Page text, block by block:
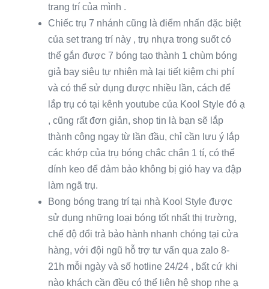
trang trí của mình .
Chiếc trụ 7 nhánh cũng là điểm nhấn đặc biệt
của set trang trí này , trụ nhựa trong suốt có
thể gắn được 7 bóng tạo thành 1 chùm bóng
giả bay siêu tự nhiên mà lại tiết kiệm chi phí
và có thể sử dụng được nhiều lần, cách để
lắp trụ có tại kênh youtube của Kool Style đó ạ
, cũng rất đơn giản, shop tin là bạn sẽ lắp
thành công ngay từ lần đầu, chỉ cần lưu ý lắp
các khớp của trụ bóng chắc chắn 1 tí, có thể
dính keo để đảm bảo không bị gió hay va đập
làm ngã trụ.
Bong bóng trang trí tại nhà Kool Style được
sử dụng những loại bóng tốt nhất thị trường,
chế độ đổi trả bảo hành nhanh chóng tại cửa
hàng, với đội ngũ hỗ trợ tư vấn qua zalo 8-
21h mỗi ngày và số hotline 24/24 , bất cứ khi
nào khách cần đều có thể liên hệ shop nhe ạ